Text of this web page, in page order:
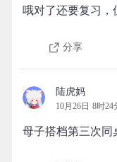
哦对了还要复习，
分享
陆虎妈
10月26日 8时24
母子搭档第三次同